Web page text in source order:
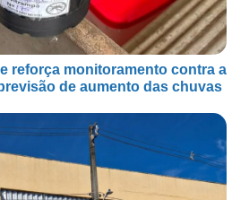
reforça monitoramento contra a
de aumento das chuvas